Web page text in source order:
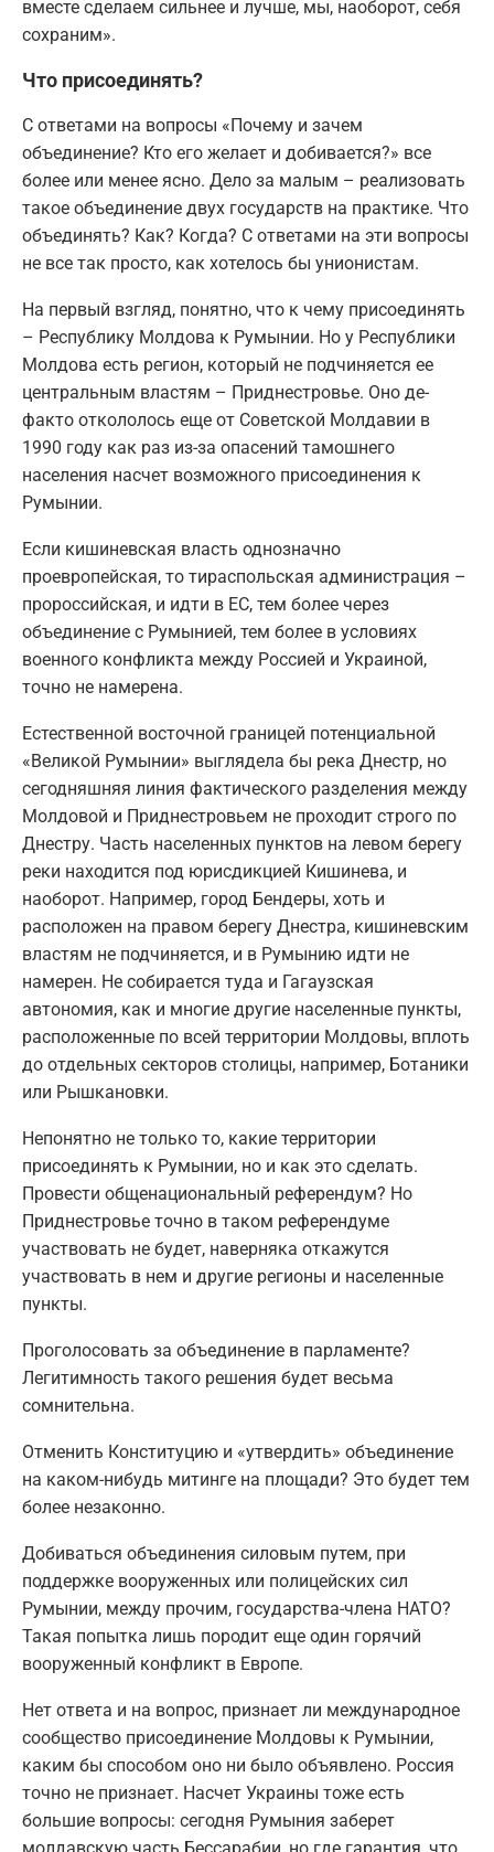
вместе сделаем сильнее и лучше, мы, наоборот, себя
сохраним».
Что присоединять?
С ответами на вопросы «Почему и зачем
объединение? Кто его желает и добивается?» все
более или менее ясно. Дело за малым – реализовать
такое объединение двух государств на практике. Что
объединять? Как? Когда? С ответами на эти вопросы
не все так просто, как хотелось бы унионистам.
На первый взгляд, понятно, что к чему присоединять
– Республику Молдова к Румынии. Но у Республики
Молдова есть регион, который не подчиняется ее
центральным властям – Приднестровье. Оно де-
факто откололось еще от Советской Молдавии в
1990 году как раз из-за опасений тамошнего
населения насчет возможного присоединения к
Румынии.
Если кишиневская власть однозначно
проевропейская, то тираспольская администрация –
пророссийская, и идти в ЕС, тем более через
объединение с Румынией, тем более в условиях
военного конфликта между Россией и Украиной,
точно не намерена.
Естественной восточной границей потенциальной
«Великой Румынии» выглядела бы река Днестр, но
сегодняшняя линия фактического разделения между
Молдовой и Приднестровьем не проходит строго по
Днестру. Часть населенных пунктов на левом берегу
реки находится под юрисдикцией Кишинева, и
наоборот. Например, город Бендеры, хоть и
расположен на правом берегу Днестра, кишиневским
властям не подчиняется, и в Румынию идти не
намерен. Не собирается туда и Гагаузская
автономия, как и многие другие населенные пункты,
расположенные по всей территории Молдовы, вплоть
до отдельных секторов столицы, например, Ботаники
или Рышкановки.
Непонятно не только то, какие территории
присоединять к Румынии, но и как это сделать.
Провести общенациональный референдум? Но
Приднестровье точно в таком референдуме
участвовать не будет, наверняка откажутся
участвовать в нем и другие регионы и населенные
пункты.
Проголосовать за объединение в парламенте?
Легитимность такого решения будет весьма
сомнительна.
Отменить Конституцию и «утвердить» объединение
на каком-нибудь митинге на площади? Это будет тем
более незаконно.
Добиваться объединения силовым путем, при
поддержке вооруженных или полицейских сил
Румынии, между прочим, государства-члена НАТО?
Такая попытка лишь породит еще один горячий
вооруженный конфликт в Европе.
Нет ответа и на вопрос, признает ли международное
сообщество присоединение Молдовы к Румынии,
каким бы способом оно ни было объявлено. Россия
точно не признает. Насчет Украины тоже есть
большие вопросы: сегодня Румыния заберет